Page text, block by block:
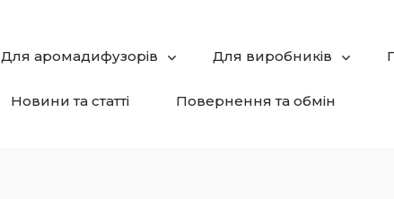
Для аромадифузорів Для виробників
Новини та статті Повернення та обмін